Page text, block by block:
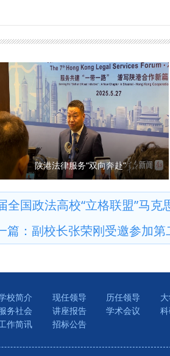
平台。 刘志远与我校刑事法学院院长冯
进入试运行阶段。 学校发展规划与学科
院、民商法学院、经济法学院（知识产
法学院）、公安学院（公共安全法学院
中亚法律查明中心、涉外法治研究中心
余人参加会议。 （供稿：刑事法学院
营造市场化法治化国际化营商环境注入
家法治软实力的构建，是涉外司法审判
大涉外领域高层次法治人才培养力度，
队伍中凸显西安法院的地位作用，在服
列的新篇章。 西北政法大学党委副书记
核心枢纽，在国家开放与法治建设中肩
新起点，依托高校的学术积淀和西安中
优势互补，深度融合，积极推行“法官+
理论研究、拓展国际合作五个方面重点
流于一体的示范平台，为国家高水平开
以“加强高校与法院涉外法治人才双向
则，通过共建协同培养基地、开展理
才培养、理论研究、学术交流、智库共
展涉外法治人才订单式培养，搭建法
上，西安中院介绍了涉外案件审理及涉
仲裁委员会、西安市律师协会以及莲湖
外法治人才培养的意见建议等方面进行
涉外法治建设需求，注重协同配合，坚
发展促进条例》（以下简称《条例》）
马朝琦，陕西省哲学社会科学研究中心
《条例》进行解读。 问：根据《条例》
精神阐释研究。加强秦岭文化、黄河文
释研究。这条中对于伟大精神等的列举
照金精神、西迁精神，都是源发于陕西
时位列2021年国庆节前夕中央宣传部梳
特别列举这些伟大精神，有利于我省
荣传统和优良作风，在有效宣传、研究
资源、鲜明的研究特色、深厚的学术积
量发展和国家重大战略需求，继往开来
例》对新型智库建设作出了相关规定，
库平台？ 袁祖社：陕西省哲学社会科学
科优势，汇聚全省哲学社会科学力量
贡献力量。 问：《条例》规定，本省加
确、高效协同的科研诚信管理体系。您
一些研究机构。建立健全科研诚信管理
陕港法律服务“双向奔赴”
政法高校“立格联盟”马克思主
篇： 副校长张荣刚受邀参加
校简介 现任领导 历任领导
务社会
讲座报告 学术会议
作简讯
招标公告